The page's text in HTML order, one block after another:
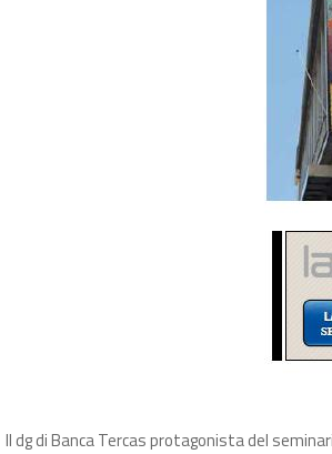
Il dg di Banca Tercas protagonista del